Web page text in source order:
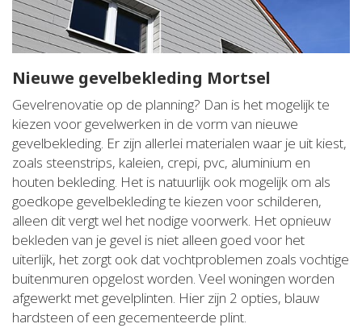
Nieuwe gevelbekleding Mortsel
Gevelrenovatie op de planning? Dan is het mogelijk te
kiezen voor gevelwerken in de vorm van nieuwe
gevelbekleding. Er zijn allerlei materialen waar je uit kiest,
zoals steenstrips, kaleien, crepi, pvc, aluminium en
houten bekleding. Het is natuurlijk ook mogelijk om als
goedkope gevelbekleding te kiezen voor schilderen,
alleen dit vergt wel het nodige voorwerk. Het opnieuw
bekleden van je gevel is niet alleen goed voor het
uiterlijk, het zorgt ook dat vochtproblemen zoals vochtige
buitenmuren opgelost worden. Veel woningen worden
afgewerkt met gevelplinten. Hier zijn 2 opties, blauw
hardsteen of een gecementeerde plint.